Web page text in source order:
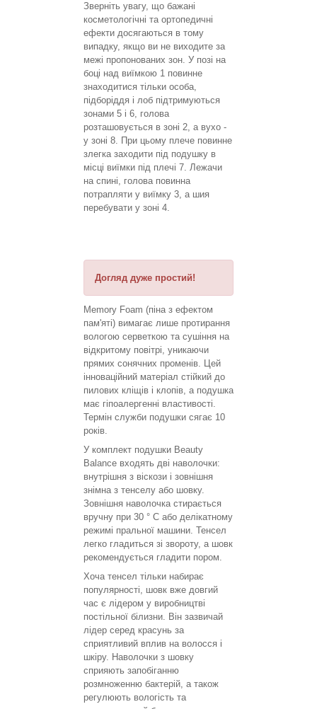
Зверніть увагу, що бажані
косметологічні та ортопедичні
ефекти досягаються в тому
випадку, якщо ви не виходите за
межі пропонованих зон. У позі на
боці над виїмкою 1 повинне
знаходитися тільки особа,
підборіддя і лоб підтримуються
зонами 5 і 6, голова
розташовується в зоні 2, а вухо -
у зоні 8. При цьому плече повинне
злегка заходити під подушку в
місці виїмки під плечі 7. Лежачи
на спині, голова повинна
потрапляти у виїмку 3, а шия
перебувати у зоні 4.
Догляд дуже простий!
Memory Foam (піна з ефектом
пам'яті) вимагає лише протирання
вологою серветкою та сушіння на
відкритому повітрі, уникаючи
прямих сонячних променів. Цей
інноваційний матеріал стійкий до
пилових кліщів і клопів, а подушка
має гіпоалергенні властивості.
Термін служби подушки сягає 10
років.
У комплект подушки Beauty
Balance входять дві наволочки:
внутрішня з віскози і зовнішня
знімна з тенселу або шовку.
Зовнішня наволочка стирається
вручну при 30 ° С або делікатному
режимі пральної машини. Тенсел
легко гладиться зі звороту, а шовк
рекомендується гладити пором.
Хоча тенсел тільки набирає
популярності, шовк вже довгий
час є лідером у виробництві
постільної білизни. Він зазвичай
лідер серед красунь за
сприятливий вплив на волосся і
шкіру. Наволочки з шовку
сприяють запобіганню
розмноженню бактерій, а також
регулюють вологість та